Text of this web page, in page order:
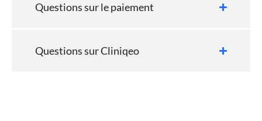
Questions sur le paiement
Questions sur Cliniqeo